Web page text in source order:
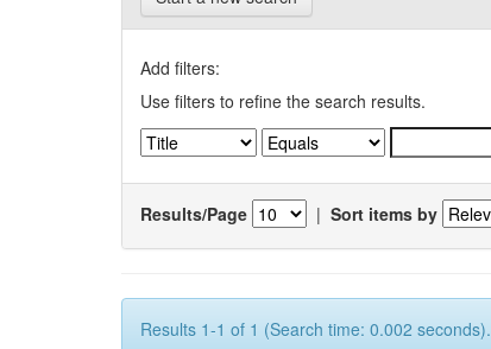
Add filters:
Use filters to refine the search results.
Results/Page | Sort items by
Results 1-1 of 1 (Search time: 0.002 seconds).